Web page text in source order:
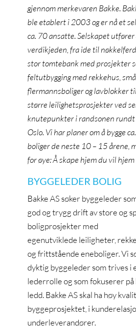
gjennom merkevaren Bakke.
ble etablert i 2003 og er nå et
ca. 70 ansatte. Selskapet
verdikjeden, fra ide til
stor tomtebank med prosjekter
feltutbygging med rekkehus,
flermannsboliger og lavblokker
større leilighetsprosjekter ved
knutepunkter i randsonen rundt
Oslo. Vi har planer om å bygge
boliger de neste 10 – 15 årene,
for øye: Å skape hjem du vil
BYGGELEDER BOLIG
Bakke AS søker byggeleder
god og trygg drift av store og
boligprosjekter med
egenutviklede leiligheter,
og frittstående eneboliger. Vi
dyktig byggeleder som trives i
lederrolle og som fokuserer
ledd. Bakke AS skal ha høy
byggeprosjektet, i
underleverandører.